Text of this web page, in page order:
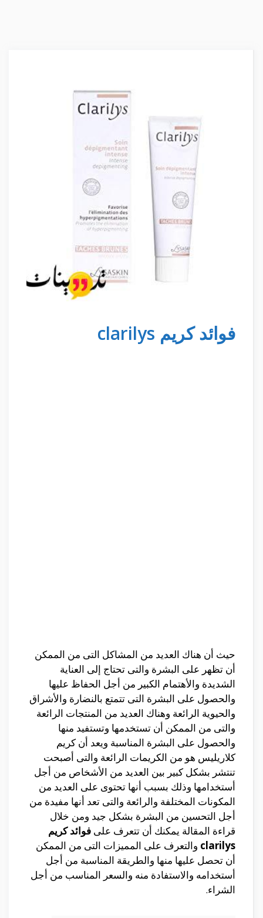
فوائد كريم clarilys
حيث أن هناك العديد من المشاكل التى من الممكن
أن تظهر على البشرة والتى تحتاج إلى العناية
الشديدة والأهتمام الكبير من أجل الحفاظ عليها
والحصول على البشرة التى تتمتع بالنضارة والأشراق
والحيوية الرائعة وهناك العديد من المنتجات الرائعة
والتى من الممكن أن تستخدمها وتستفيد منها
والحصول على البشرة المناسبة ويعد أن كريم
كلاريليس هو من الكريمات الرائعة والتى أصبحت
تنتشر بشكل كبير بين العديد من الأشخاص من أجل
أستخدامها وذلك بسبب أنها تحتوى على العديد من
المكونات المختلفة والرائعة والتى تعد أنها مفيدة من
أجل التحسين من البشرة بشكل جيد ومن خلال
قراءة المقالة يمكنك أن تتعرف على فوائد كريم
clarilys والتعرف على المميزات التى من الممكن
أن تحصل عليها منها والطريقة المناسبة من أجل
أستخدامه والاستفادة منه والسعر المناسب من أجل
الشراء.